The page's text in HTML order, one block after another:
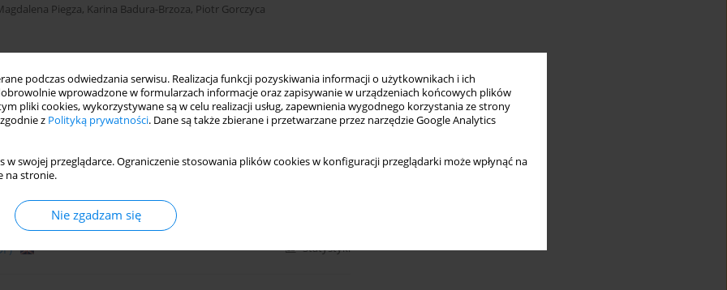
podczas odwiedzania serwisu. Realizacja funkcji pozyskiwania informacji o użytkownikach i ich
wprowadzone w formularzach informacje oraz zapisywanie w urządzeniach końcowych plików
pliki cookies, wykorzystywane są w celu realizacji usług, zapewnienia wygodnego korzystania ze strony
z Polityką prywatności. Dane są także zbierane i przetwarzane przez narzędzie Google Analytics
w swojej przeglądarce. Ograniczenie stosowania plików cookies w konfiguracji przeglądarki może wpłynąć na
na stronie.
Nie zgadzam się
Piegza, Karina Badura-Brzoza, Piotr Gorczyca
Statystyki
stresu oksydacyjnego oraz cyklu metylacji i
Damasiewicz-Bodzek
Statystyki